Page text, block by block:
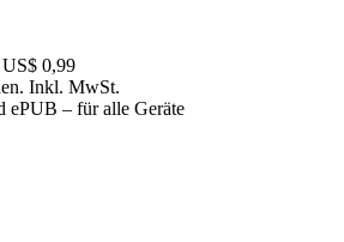
US$ 0,99
Inkl. MwSt.
ePUB – für alle Geräte